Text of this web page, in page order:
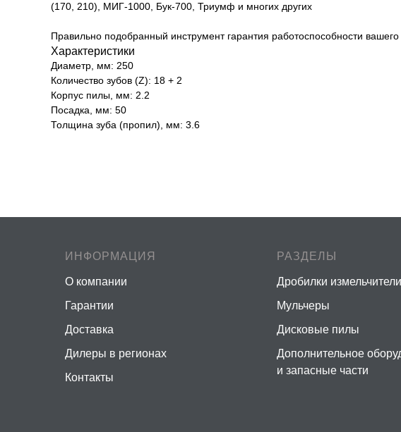
(170, 210), МИГ-1000, Бук-700, Триумф и многих других
Правильно подобранный инструмент гарантия работоспособности
Характеристики
Диаметр, мм: 250
Количество зубов (Z): 18 + 2
Корпус пилы, мм: 2.2
Посадка, мм: 50
Толщина зуба (пропил), мм: 3.6
ИНФОРМАЦИЯ
О компании
Гарантии
Доставка
Дилеры в регионах
Контакты
РАЗДЕЛЫ
Дробилки измельчители
Мульчеры
Дисковые пилы
Дополнительное
и запасные части